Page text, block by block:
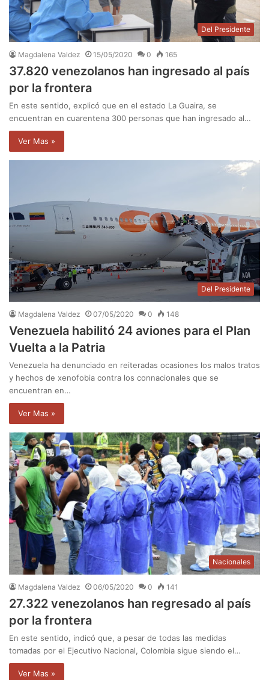
Del Presidente
Magdalena Valdez 15/05/2020 0 165
37.820 venezolanos han ingresado al país
por la frontera
En este sentido, explicó que en el estado La Guaira, se
encuentran en cuarentena 300 personas que han ingresado al…
Ver Mas »
Del Presidente
Magdalena Valdez 07/05/2020 0 148
Venezuela habilitó 24 aviones para el Plan
Vuelta a la Patria
Venezuela ha denunciado en reiteradas ocasiones los malos tratos
y hechos de xenofobia contra los connacionales que se
encuentran en…
Ver Mas »
Nacionales
Magdalena Valdez 06/05/2020 0 141
27.322 venezolanos han regresado al país
por la frontera
En este sentido, indicó que, a pesar de todas las medidas
tomadas por el Ejecutivo Nacional, Colombia sigue siendo el…
Ver Mas »